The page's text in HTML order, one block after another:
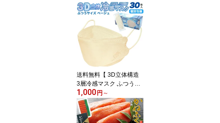
送料無料【 3D立体構造
3層冷感マスク ふつうサ
イズ 個包装 】30枚入り
150枚 1500枚 カートン
販売 5箱 50箱 不織布 個
別包装 立体三層構造 普
1,000円 ～